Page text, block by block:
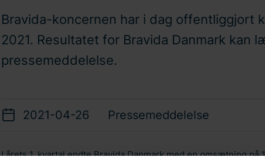
Bravida-koncernen har i dag offentliggjort
2021. Resultatet for Bravida Danmark kan
pressemeddelelse.
2021-04-26 Pressemeddelelse
I årets 1. kvartal endte Bravida Danmark med en omsætning på